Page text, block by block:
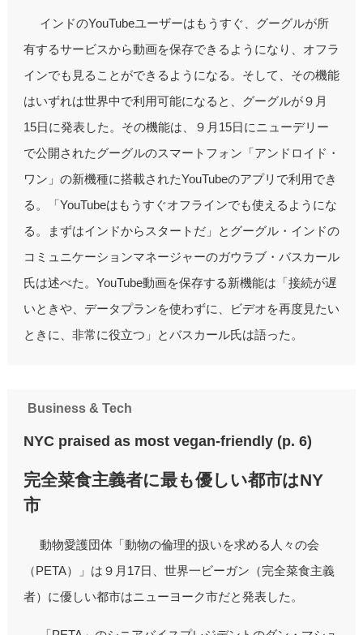
インドのYouTubeユーザーはもうすぐ、グーグルが所
有するサービスから動画を保存できるようになり、オフラ
インでも見ることができるようになる。そして、その機能
はいずれは世界中で利用可能になると、グーグルが９月
15日に発表した。その機能は、９月15日にニューデリー
で公開されたグーグルのスマートフォン「アンドロイド・
ワン」の新機種に搭載されたYouTubeのアプリで利用でき
る。「YouTubeはもうすぐオフラインでも使えるようにな
る。まずはインドからスタートだ」とグーグル・インドの
コミュニケーションマネージャーのガウラブ・バスカール
氏は述べた。YouTube動画を保存する新機能は「接続が遅
いときや、データプランを使わずに、ビデオを再度見たい
ときに、非常に役立つ」とバスカール氏は語った。
Business & Tech
NYC praised as most vegan-friendly (p. 6)
完全菜食主義者に最も優しい都市はNY
市
動物愛護団体「動物の倫理的扱いを求める人々の会
（PETA）」は９月17日、世界一ビーガン（完全菜食主義
者）に優しい都市はニューヨーク市だと発表した。